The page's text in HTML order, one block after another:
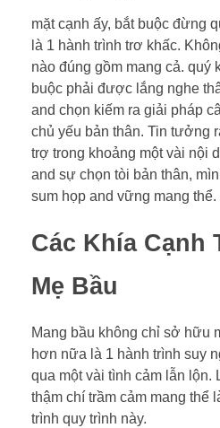
mặt cạnh ấy, bắt buộc đừng
là 1 hành trình trơ khấc.
nào đúng gồm mang cả. quý
buộc phải được lắng nghe
and chọn kiếm ra giải pháp
chủ yếu bản thân. Tin tưởng
trợ trong khoảng một vài nội
and sự chọn tòi bản thân,
sum họp and vững mang thể.
Các Khía Cạnh
Mẹ Bầu
Mang bầu không chỉ sở hữu
hơn nữa là 1 hành trình suy
qua một vài tình cảm lẫn lộn.
thậm chí trầm cảm mang thể
trình quy trình này.